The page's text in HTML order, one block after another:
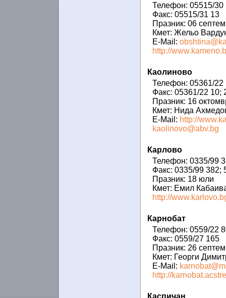
Телефон: 05515/30
Факс: 05515/31 13
Празник: 06
Кмет: Жельо
E-Mail:
http://
Каолиново
Телефон: 05361/22
Факс: 05361/22 10;
Празник: 16
Кмет: Нида
E-Mail: http://
kaolinovo@abv.bg
Карлово
Телефон: 0335/99
Факс: 0335/99 382;
Празник: 18 юли
Кмет: Емил
http://
Карнобат
Телефон: 0559/22
Факс: 0559/27 165
Празник: 26
Кмет: Георги
E-Mail:
http://
Каспичан